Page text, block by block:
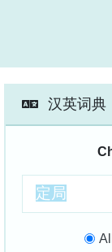
汉英词典
All